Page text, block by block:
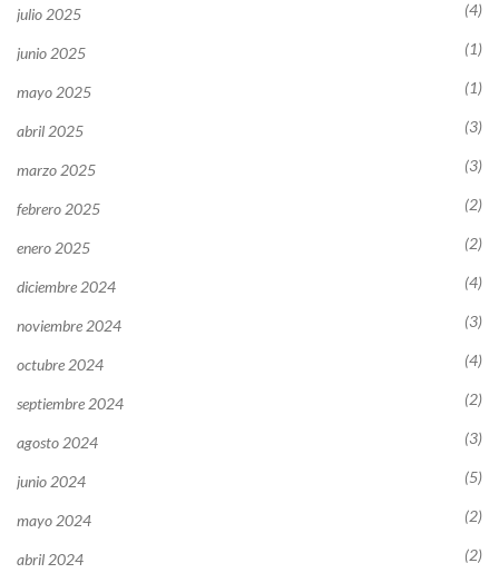
julio 2025 (4)
junio 2025 (1)
mayo 2025 (1)
abril 2025 (3)
marzo 2025 (3)
febrero 2025 (2)
enero 2025 (2)
diciembre 2024 (4)
noviembre 2024 (3)
octubre 2024 (4)
septiembre 2024 (2)
agosto 2024 (3)
junio 2024 (5)
mayo 2024 (2)
abril 2024 (2)